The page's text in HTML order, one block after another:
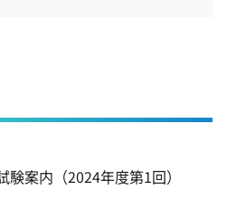
案内（2024年度第1回）